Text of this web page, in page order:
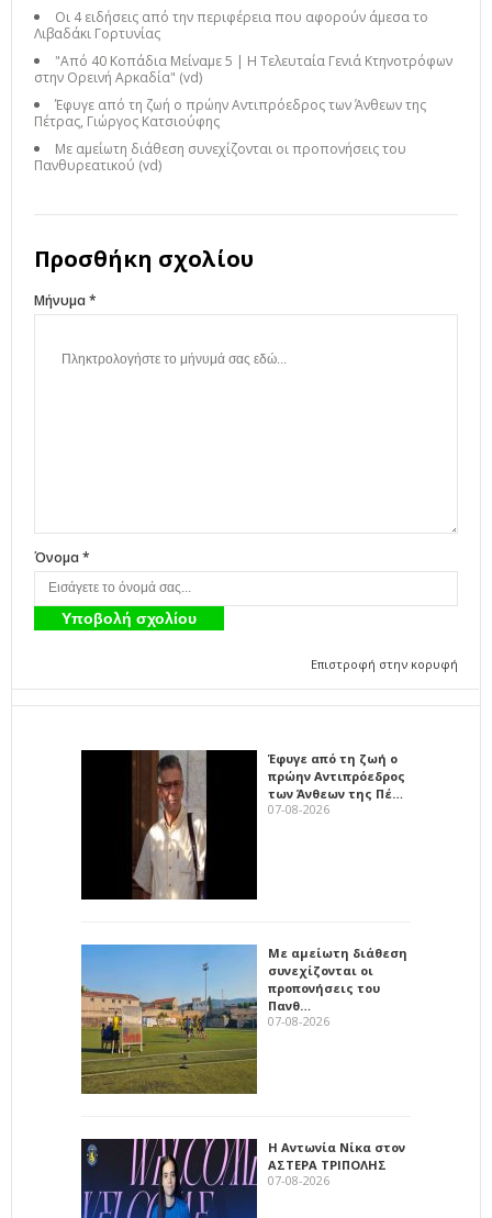
Οι 4 ειδήσεις από την περιφέρεια που αφορούν άμεσα το
Λιβαδάκι Γορτυνίας
"Από 40 Κοπάδια Μείναμε 5 | Η Τελευταία Γενιά Κτηνοτρόφων
στην Ορεινή Αρκαδία" (vd)
Έφυγε από τη ζωή ο πρώην Αντιπρόεδρος των Άνθεων της
Πέτρας, Γιώργος Κατσιούφης
Με αμείωτη διάθεση συνεχίζονται οι προπονήσεις του
Πανθυρεατικού (vd)
Προσθήκη σχολίου
Μήνυμα *
Όνομα *
Επιστροφή στην κορυφή
Έφυγε από τη ζωή ο
πρώην Αντιπρόεδρος
των Άνθεων της Πέ…
07-08-2026
Με αμείωτη διάθεση
συνεχίζονται οι
προπονήσεις του
Πανθ…
07-08-2026
Η Αντωνία Νίκα στον
ΑΣΤΕΡΑ ΤΡΙΠΟΛΗΣ
07-08-2026